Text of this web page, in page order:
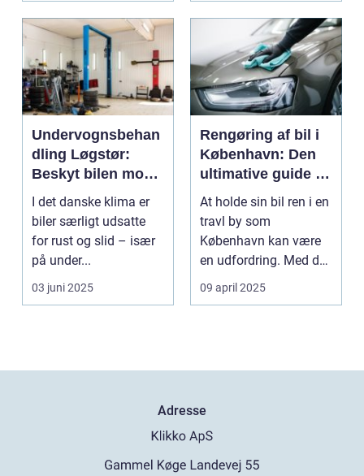
Undervognsbehan
dling Løgstør:
Beskyt bilen mod
rust og slid
I det danske klima er
biler særligt udsatte
for rust og slid – især
på under...
03 juni 2025
Rengøring af bil i
København: Den
ultimative guide til
en skinnende ren
bil
At holde sin bil ren i en
travl by som
København kan være
en udfordring. Med de
mange g...
09 april 2025
Adresse